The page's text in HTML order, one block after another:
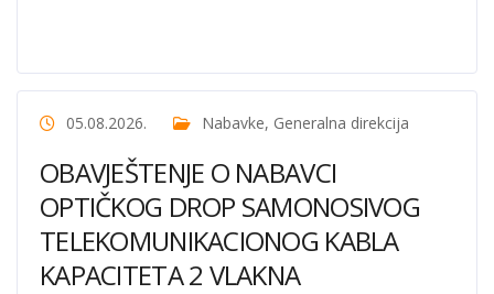
05.08.2026. Nabavke, Generalna direkcija
OBAVJEŠTENJE O NABAVCI
OPTIČKOG DROP SAMONOSIVOG
TELEKOMUNIKACIONOG KABLA
KAPACITETA 2 VLAKNA